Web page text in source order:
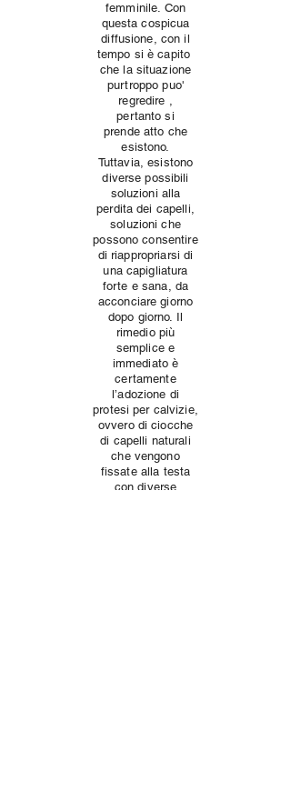
femminile. Con
questa cospicua
diffusione, con il
tempo si è capito
che la situazione
purtroppo puo'
regredire ,
pertanto si
prende atto che
esistono.
Tuttavia, esistono
diverse possibili
soluzioni alla
perdita dei capelli,
soluzioni che
possono consentire
di riappropriarsi di
una capigliatura
forte e sana, da
acconciare giorno
dopo giorno. Il
rimedio più
semplice e
immediato è
certamente
l’adozione di
protesi per calvizie,
ovvero di ciocche
di capelli naturali
che vengono
fissate alla testa
con diverse